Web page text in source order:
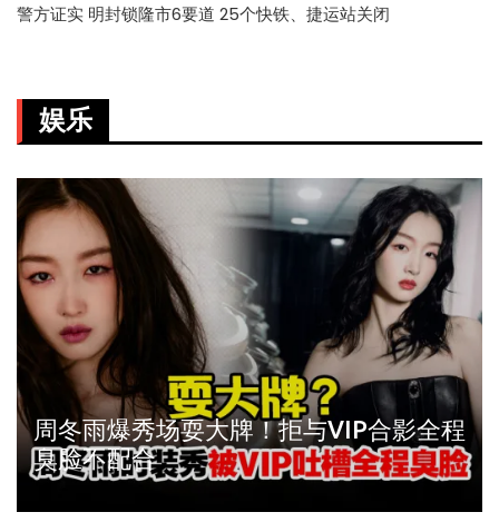
警方证实 明封锁隆市6要道 25个快铁、捷运站关闭
娱乐
周冬雨爆秀场耍大牌！拒与VIP合影全程
臭脸不配合